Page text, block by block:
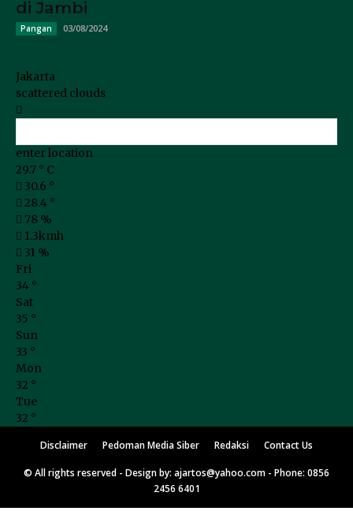
di Jambi
Pangan 03/08/2024
Jakarta
scattered clouds
enter location
29.7 ° C
30.6 °
28.4 °
78 %
1.3kmh
31 %
Fri
34 °
Sat
35 °
Sun
33 °
Mon
32 °
Tue
32 °
Disclaimer Pedoman Media Siber Redaksi Contact Us
© All rights reserved - Design by: ajartos@yahoo.com - Phone: 0856
2456 6401